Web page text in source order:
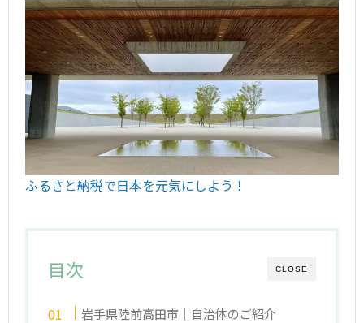
ふるさと納税で日本を元気にしよう！
CLOSE
目次
岩手県陸前高田市｜自治体のご紹介